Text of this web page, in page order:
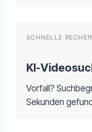
SCHNELLE
KI-
Vorfall?
Sekunden